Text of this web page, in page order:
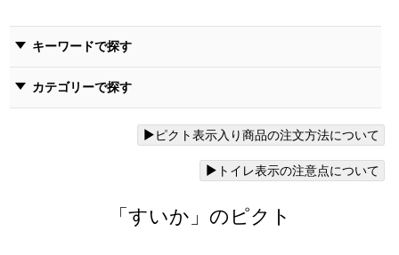
キーワードで探す
カテゴリーで探す
ピクト表示入り商品の注文方法について
トイレ表示の注意点について
「すいか」のピクト